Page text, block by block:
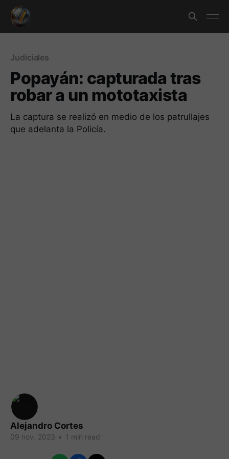
Judiciales
Popayán: capturada tras
robar a un mototaxista
La captura se realizó en medio de los patrullajes
que adelanta la Policía.
Alejandro Cortes
09 nov. 2023 • 1 min read